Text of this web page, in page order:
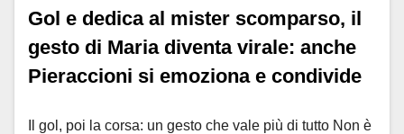
Gol e dedica al mister scomparso, il
gesto di Maria diventa virale: anche
Pieraccioni si emoziona e condivide
Il gol, poi la corsa: un gesto che vale più di tutto Non è